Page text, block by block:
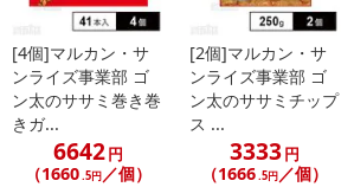
[4個]マルカン・サ
ンライズ事業部 ゴ
ン太のササミ巻き巻
きガ...
6642円
（1660.5円／個）
[2個]マルカン・サ
ンライズ事業部 ゴ
ン太のササミチップ
ス ...
3333円
（1666.5円 ／個）